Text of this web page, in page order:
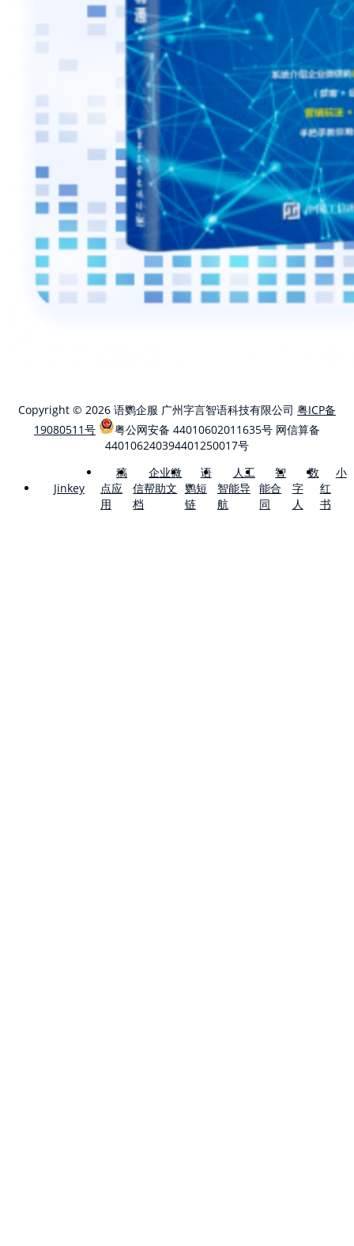
Copyright © 2026 语鹦企服 广州字言智语科技有限公司 粤ICP备
19080511号
粤公网安备 44010602011635号 网信算备
440106240394401250017号
Jinkey
稿
点应
用
企业微
信帮助文
档
语
鹦短
链
人工
智能导
航
智
能合
同
数
字
人
小
红
书